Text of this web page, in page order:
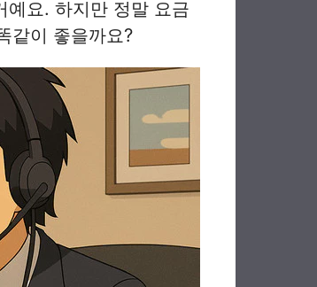
예요. 하지만 정말 요금
같이 좋을까요?